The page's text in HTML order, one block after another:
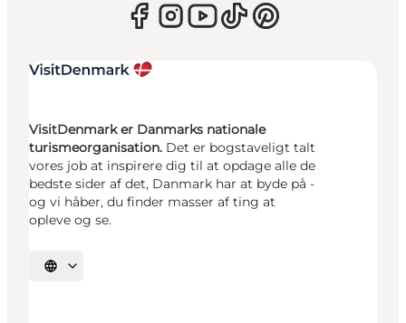
VisitDenmark er Danmarks nationale
turismeorganisation. Det er bogstaveligt talt
vores job at inspirere dig til at opdage alle de
bedste sider af det, Danmark har at byde på -
og vi håber, du finder masser af ting at
opleve og se.
Vælg sprog